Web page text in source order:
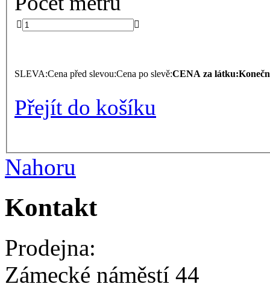
 
SLEVA:Cena před slevou:Cena po slevě:CENA za látku:
Přejít do košíku
Nahoru
Kontakt
Prodejna:
Zámecké náměstí 44